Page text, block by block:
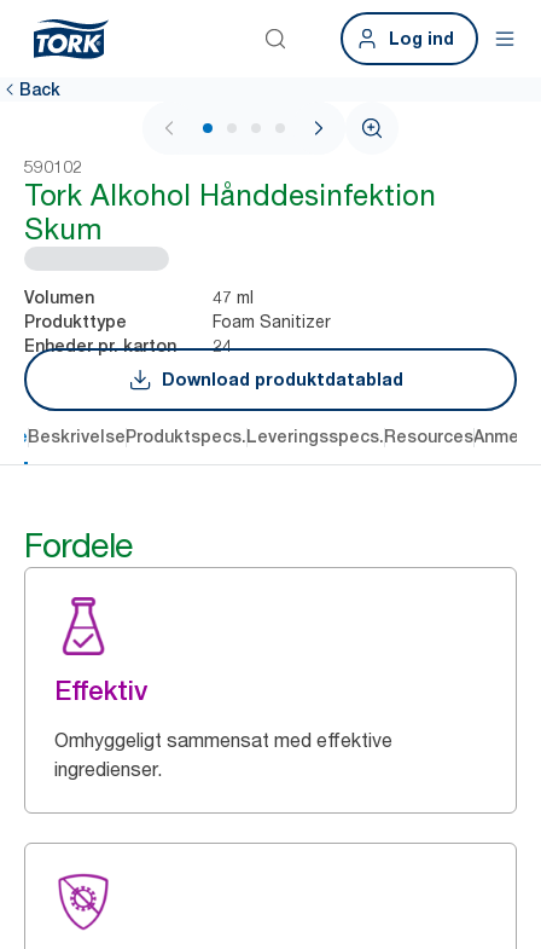
Log ind
Back
1 / 4
590102
Tork Alkohol Hånddesinfektion
Skum
Volumen 47 ml
Produkttype Foam Sanitizer
Enheder pr. karton
24
Download produktdatablad
BeskrivelseProduktspecs.Leveringsspecs.Resources
Fordele
Effektiv
Omhyggeligt sammensat med effektive
ingredienser.